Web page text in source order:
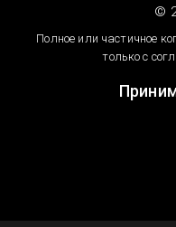
©
Полное или частичное
только с